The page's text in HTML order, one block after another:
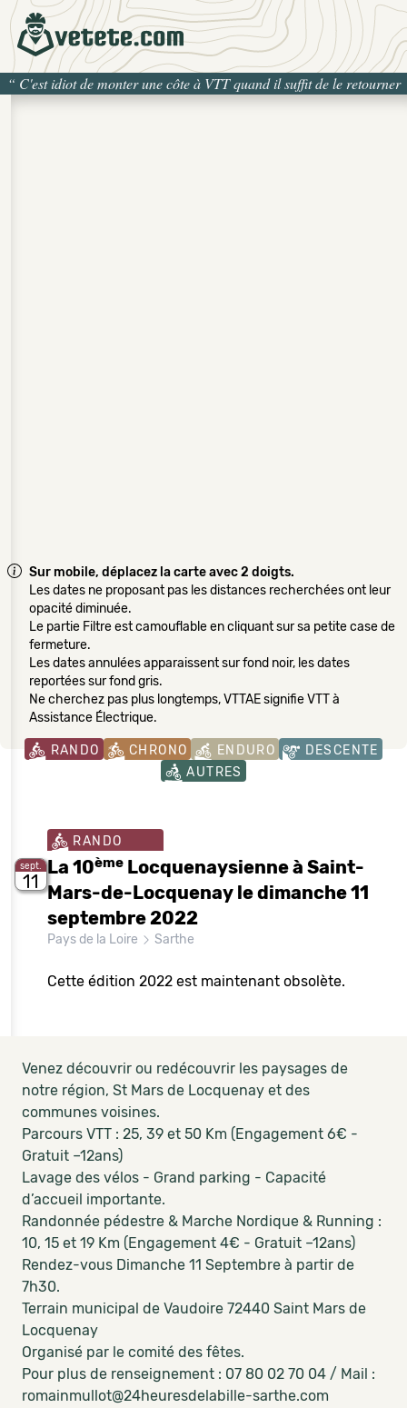
“ C'est idiot de monter une côte à VTT quand il suffit de le retourner
pour la descendre”
Sur mobile, déplacez la carte avec 2 doigts.
Les dates ne proposant pas les distances recherchées ont leur
opacité diminuée.
Le partie Filtre est camouflable en cliquant sur sa petite case de
fermeture.
Les dates annulées apparaissent sur fond noir, les dates
reportées sur fond gris.
Ne cherchez pas plus longtemps, VTTAE signifie VTT à
Assistance Électrique.
RANDO CHRONO ENDURO
DESCENTE
AUTRES
sept.
11
RANDO
La 10ème Locquenaysienne à Saint-
Mars-de-Locquenay le dimanche 11
septembre 2022
Pays de la Loire Sarthe
Cette édition 2022 est maintenant obsolète.
Venez découvrir ou redécouvrir les paysages de
notre région, St Mars de Locquenay et des
communes voisines.
Parcours VTT : 25, 39 et 50 Km (Engagement 6€ -
Gratuit –12ans)
Lavage des vélos - Grand parking - Capacité
d’accueil importante.
Randonnée pédestre & Marche Nordique & Running :
10, 15 et 19 Km (Engagement 4€ - Gratuit –12ans)
Rendez-vous Dimanche 11 Septembre à partir de
7h30.
Terrain municipal de Vaudoire 72440 Saint Mars de
Locquenay
Organisé par le comité des fêtes.
Pour plus de renseignement : 07 80 02 70 04 / Mail :
romainmullot@24heuresdelabille-sarthe.com